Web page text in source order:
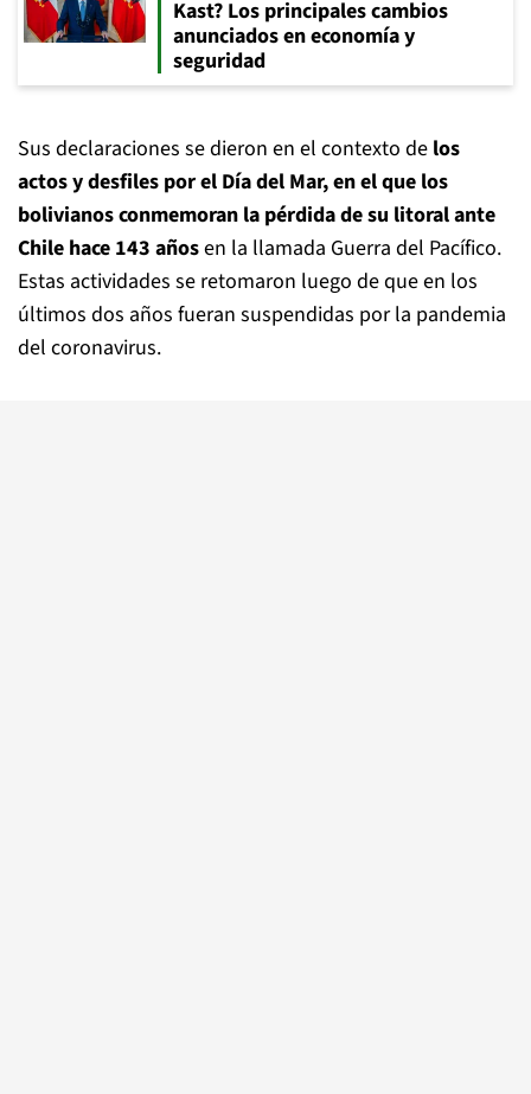
Kast? Los principales cambios
anunciados en economía y
seguridad
Sus declaraciones se dieron en el contexto de los
actos y desfiles por el Día del Mar, en el que los
bolivianos conmemoran la pérdida de su litoral ante
Chile hace 143 añosen la llamada Guerra del Pacífico.
Estas actividades se retomaron luego de que en los
últimos dos años fueran suspendidas por la pandemia
del coronavirus.